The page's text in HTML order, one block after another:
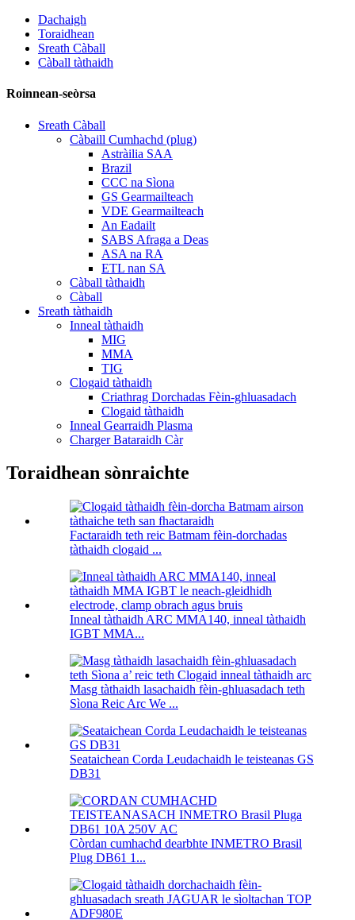
Dachaigh
Toraidhean
Sreath Càball
Càball tàthaidh
Roinnean-seòrsa
Sreath Càball
Càbaill Cumhachd (plug)
Astràilia SAA
Brazil
CCC na Sìona
GS Gearmailteach
VDE Gearmailteach
An Eadailt
SABS Afraga a Deas
ASA na RA
ETL nan SA
Càball tàthaidh
Càball
Sreath tàthaidh
Inneal tàthaidh
MIG
MMA
TIG
Clogaid tàthaidh
Criathrag Dorchadas Fèin-ghluasadach
Clogaid tàthaidh
Inneal Gearraidh Plasma
Charger Bataraidh Càr
Toraidhean sònraichte
Factaraidh teth reic Batmam fèin-dorchadas
tàthaidh clogaid ...
Inneal tàthaidh ARC MMA140, inneal tàthaidh
IGBT MMA...
Masg tàthaidh lasachaidh fèin-ghluasadach teth
Sìona Reic Arc We ...
Seataichean Corda Leudachaidh le teisteanas GS
DB31
Còrdan cumhachd dearbhte INMETRO Brasil
Plug DB61 1...